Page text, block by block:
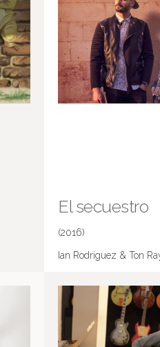
El secuestro
(2016)
Ian Rodriguez & Ton